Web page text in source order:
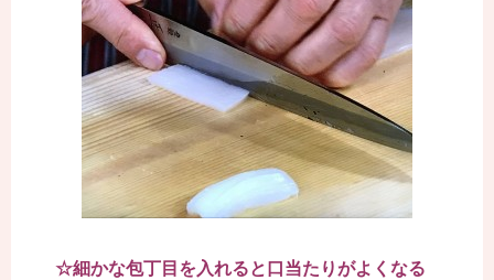
☆細かな包丁目を入れると口当たりがよくなる